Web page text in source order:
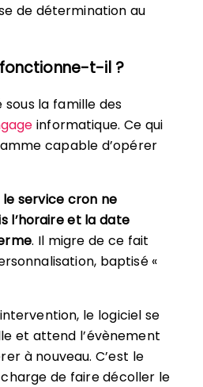
de détermination au
t-il ?
la famille des
informatique. Ce qui
capable d’opérer
le service cron ne
l’horaire et la date
. Il migre de ce fait
baptisé «
le logiciel se
et attend l’évènement
à nouveau. C’est le
de faire décoller le